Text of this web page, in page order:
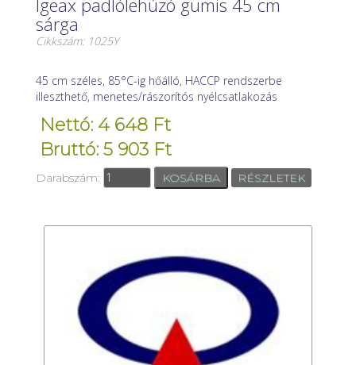
sárga
Cikkszám: 1025Y
45 cm széles, 85°C-ig hőálló, HACCP rendszerbe
illeszthető, menetes/rászorítós nyélcsatlakozás
Nettó: 4 648 Ft
Bruttó: 5 903 Ft
Darabszám: RÉSZLETEK